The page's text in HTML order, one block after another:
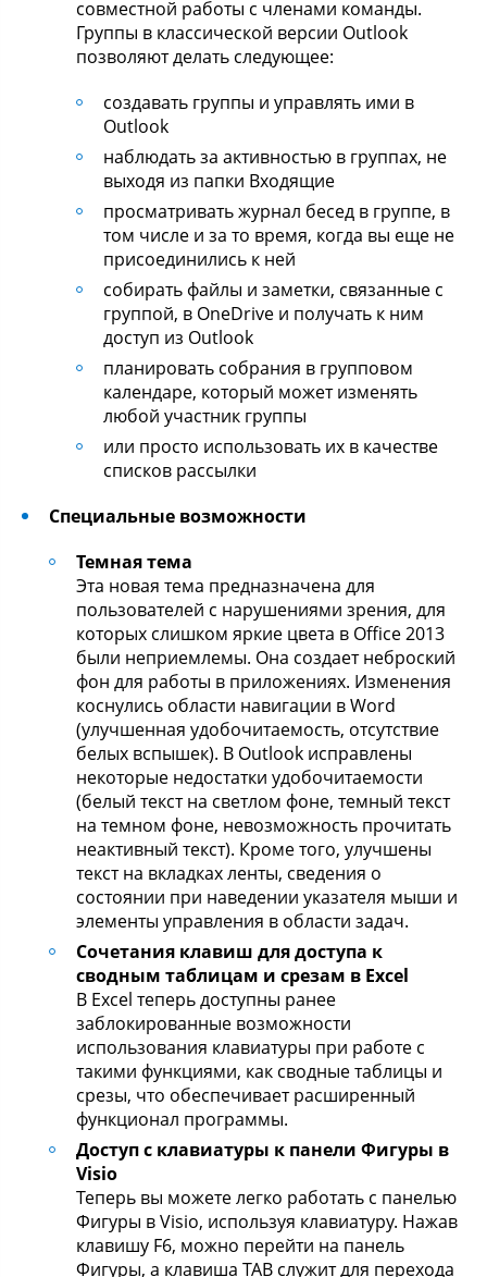
совместной работы с членами команды.
Группы в классической версии Outlook
позволяют делать следующее:
создавать группы и управлять ими в
Outlook
наблюдать за активностью в группах, не
выходя из папки Входящие
просматривать журнал бесед в группе, в
том числе и за то время, когда вы еще не
присоединились к ней
собирать файлы и заметки, связанные с
группой, в OneDrive и получать к ним
доступ из Outlook
планировать собрания в групповом
календаре, который может изменять
любой участник группы
или просто использовать их в качестве
списков рассылки
Специальные возможности
Темная тема
Эта новая тема предназначена для
пользователей с нарушениями зрения, для
которых слишком яркие цвета в Office 2013
были неприемлемы. Она создает неброский
фон для работы в приложениях. Изменения
коснулись области навигации в Word
(улучшенная удобочитаемость, отсутствие
белых вспышек). В Outlook исправлены
некоторые недостатки удобочитаемости
(белый текст на светлом фоне, темный текст
на темном фоне, невозможность прочитать
неактивный текст). Кроме того, улучшены
текст на вкладках ленты, сведения о
состоянии при наведении указателя мыши и
элементы управления в области задач.
Сочетания клавиш для доступа к
сводным таблицам и срезам в Excel
В Excel теперь доступны ранее
заблокированные возможности
использования клавиатуры при работе с
такими функциями, как сводные таблицы и
срезы, что обеспечивает расширенный
функционал программы.
Доступ с клавиатуры к панели Фигуры в
Visio
Теперь вы можете легко работать с панелью
Фигуры в Visio, используя клавиатуру. Нажав
клавишу F6, можно перейти на панель
Фигуры, а клавиша TAB служит для перехода